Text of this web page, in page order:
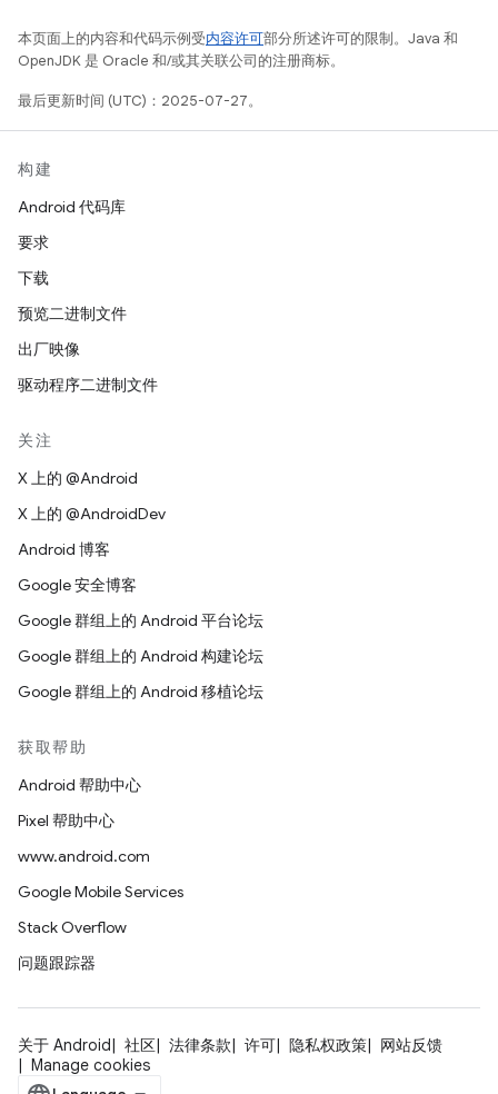
本页面上的内容和代码示例受内容许可部分所述许可的限制。Java 和
OpenJDK 是 Oracle 和/或其关联公司的注册商标。
最后更新时间 (UTC)：2025-07-27。
构建
Android 代码库
要求
下载
预览二进制文件
出厂映像
驱动程序二进制文件
关注
X 上的 @Android
X 上的 @AndroidDev
Android 博客
Google 安全博客
Google 群组上的 Android 平台论坛
Google 群组上的 Android 构建论坛
Google 群组上的 Android 移植论坛
获取帮助
Android 帮助中心
Pixel 帮助中心
www.android.com
Google Mobile Services
Stack Overflow
问题跟踪器
关于 Android 社区 法律条款 许可 隐私权政策
网站反馈
Manage cookies